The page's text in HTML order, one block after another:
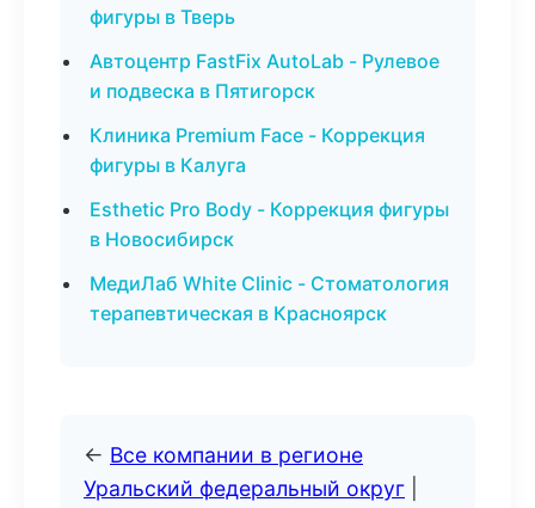
фигуры в Тверь
Автоцентр FastFix AutoLab - Рулевое
и подвеска в Пятигорск
Клиника Premium Face - Коррекция
фигуры в Калуга
Esthetic Pro Body - Коррекция фигуры
в Новосибирск
МедиЛаб White Clinic - Стоматология
терапевтическая в Красноярск
← Все компании в регионе
Уральский федеральный округ